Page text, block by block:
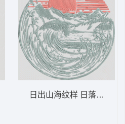
旅行与狼群探险——
日出山海纹样 日落波浪山